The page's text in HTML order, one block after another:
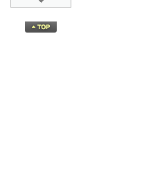
컨텐츠 없음